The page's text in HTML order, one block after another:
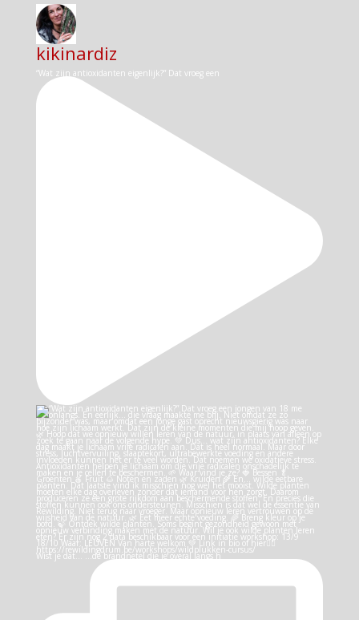
kikinardiz
“Wat zijn antioxidanten eigenlijk?” Dat vroeg een
Wist je dat… …de brandnetel die je overal langs h